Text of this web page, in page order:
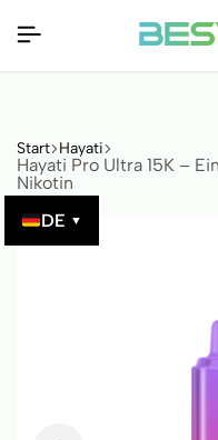
DE ▼
Start Hayati
Hayati Pro Ultra 15K –
Nikotin